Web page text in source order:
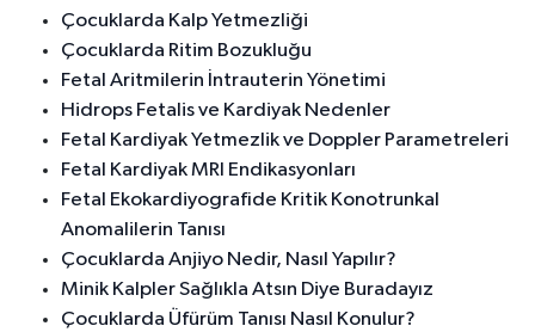
Çocuklarda Kalp Yetmezliği
Çocuklarda Ritim Bozukluğu
Fetal Aritmilerin İntrauterin Yönetimi
Hidrops Fetalis ve Kardiyak Nedenler
Fetal Kardiyak Yetmezlik ve Doppler Parametreleri
Fetal Kardiyak MRI Endikasyonları
Fetal Ekokardiyografide Kritik Konotrunkal
Anomalilerin Tanısı
Çocuklarda Anjiyo Nedir, Nasıl Yapılır?
Minik Kalpler Sağlıkla Atsın Diye Buradayız
Çocuklarda Üfürüm Tanısı Nasıl Konulur?